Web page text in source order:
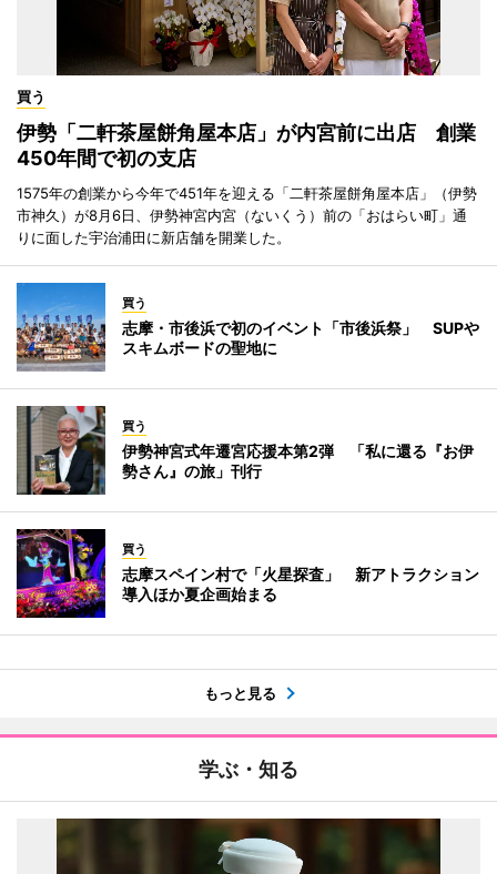
買う
伊勢「二軒茶屋餅角屋本店」が内宮前に出店 創業
450年間で初の支店
1575年の創業から今年で451年を迎える「二軒茶屋餅角屋本店」（伊勢
市神久）が8月6日、伊勢神宮内宮（ないくう）前の「おはらい町」通
りに面した宇治浦田に新店舗を開業した。
買う
志摩・市後浜で初のイベント「市後浜祭」 SUPや
スキムボードの聖地に
買う
伊勢神宮式年遷宮応援本第2弾 「私に還る『お伊
勢さん』の旅」刊行
買う
志摩スペイン村で「火星探査」 新アトラクション
導入ほか夏企画始まる
もっと見る
学ぶ・知る